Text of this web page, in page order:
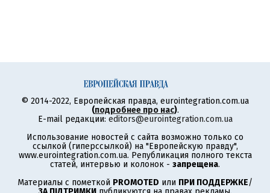
© 2014-2022, Европейская правда, eurointegration.com.ua
(подробнее про нас).
E-mail редакции: editors@eurointegration.com.ua
Использование новостей с сайта возможно только со
ссылкой (гиперссылкой) на "Европейскую правду",
www.eurointegration.com.ua. Републикация полного текста
статей, интервью и колонок - запрещена.
Материалы с пометкой PROMOTED или ПРИ ПОДДЕРЖКЕ/